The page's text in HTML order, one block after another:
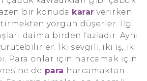
bir konuda karar verirken
yorgun düşerler. İlgi
daima birden fazladır. Aynı
İki sevgili, iki iş, iki
Para onlar için harcamak için
de para harcamaktan